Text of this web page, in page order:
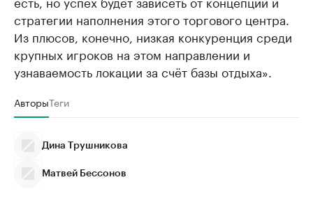
стратегии наполнения этого торгового центра.
Из плюсов, конечно, низкая конкуренция среди
крупных игроков на этом направлении и
узнаваемость локации за счёт базы отдыха».
АвторыТеги
Дина Трушникова
Матвей Бессонов